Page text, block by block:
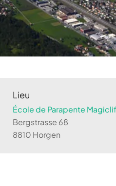
Lieu
École de Parapente
Bergstrasse 68
8810 Horgen